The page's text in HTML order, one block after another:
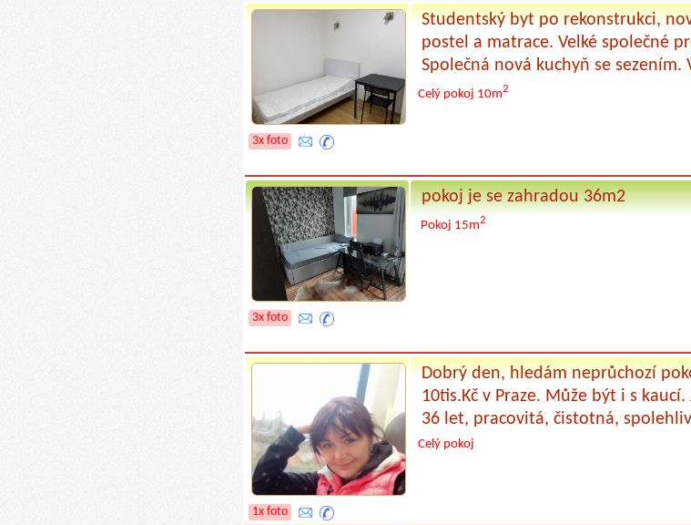
3x foto
Studentský byt po rekonstrukci,
postel a matrace. Velké společné
Společná nová kuchyň se sezením.
Celý pokoj 10m2
3x foto
pokoj je se zahradou 36m2
Pokoj 15m2
1x foto
Dobrý den, hledám neprůchozí
10tis.Kč v Praze. Může být i s kaucí.
36 let, pracovitá, čistotná,
Celý pokoj